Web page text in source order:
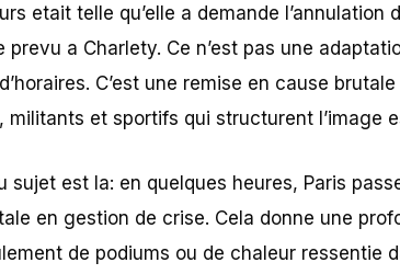
etait telle qu’elle a demande l’annulation
prevu a Charlety. Ce n’est pas une
C’est une remise en cause
militants et sportifs qui structurent l’image
sujet est la: en quelques heures, Paris
en gestion de crise. Cela donne une
de podiums ou de chaleur ressentie